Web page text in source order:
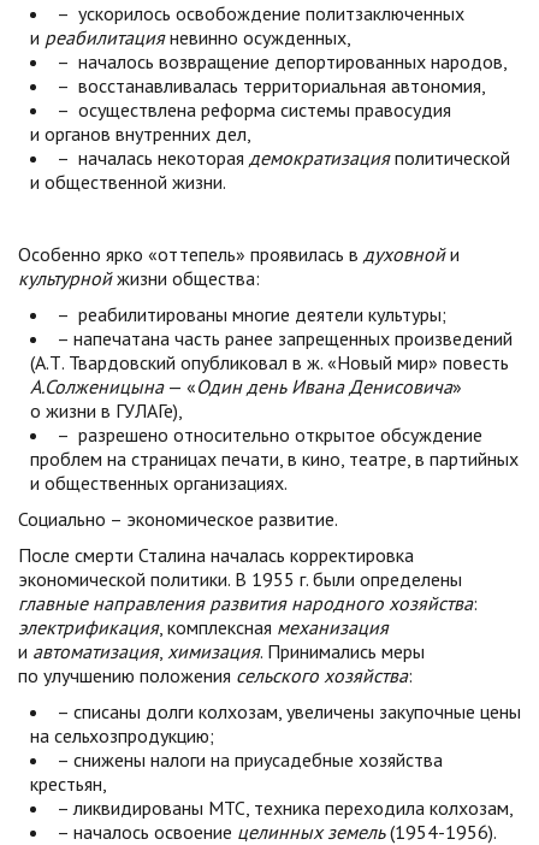
– ускорилось освобождение политзаключенных
и реабилитацияневинно осужденных,
– началось возвращение депортированных народов,
– восстанавливалась территориальная автономия,
– осуществлена реформа системы правосудия
и органов внутренних дел,
– началась некоторая демократизацияполитической
и общественной жизни.
Особенно ярко «оттепель» проявилась в духовнойи
культурнойжизни общества:
– реабилитированы многие деятели культуры;
– напечатана часть ранее запрещенных произведений
(А.Т. Твардовский опубликовал в ж. «Новый мир» повесть
А.Солженицына— «Один день Ивана Денисовича»
о жизни в ГУЛАГе),
– разрешено относительно открытое обсуждение
проблем на страницах печати, в кино, театре, в партийных
и общественных организациях.
Социально – экономическое развитие.
После смерти Сталина началась корректировка
экономической политики. В 1955 г. были определены
главные направления развития народного хозяйства:
электрификация, комплексная механизация
и автоматизация, химизация. Принимались меры
по улучшению положения сельского хозяйства:
– списаны долги колхозам, увеличены закупочные цены
на сельхозпродукцию;
– снижены налоги на приусадебные хозяйства
крестьян,
– ликвидированы МТС, техника переходила колхозам,
– началось освоение целинных земель(1954-1956).